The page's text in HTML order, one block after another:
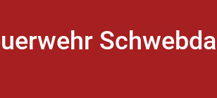
Schwebda